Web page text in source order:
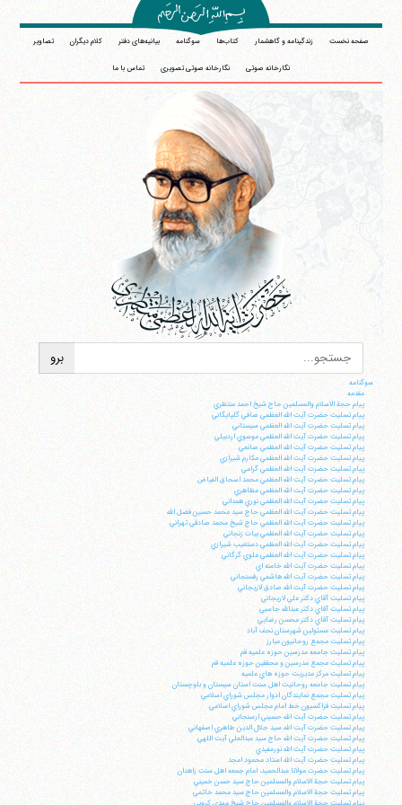
صفحه نخست زندگینامه و گاهشمار کتاب‌ها سوگنامه بیانیه‌های دفتر کلام دیگران تصاویر
نگارخانه صوتی نگارخانه صوتی تصویری تماس با ما
سوگنامه
مقدمه
پيام حجة الاسلام والمسلمين حاج شيخ احمد منتظري
پيام تسليت حضرت آيت الله العظمي صافي گلپايگاني
پيام تسليت حضرت آيت الله العظمي سيستاني
پيام تسليت حضرت آيت الله العظمي موسوي اردبيلي
پيام تسليت حضرت آيت الله العظمي صانعي
پيام تسليت حضرت آيت الله العظمي مكارم شيرازي
پيام تسليت حضرت آيت الله العظمي گرامي
پيام تسليت حضرت آيت الله العظمي محمد اسحاق الفياض
پيام تسليت حضرت آيت الله العظمي مظاهري
پيام تسليت حضرت آيت الله العظمي نوري همداني
پيام تسليت حضرت آيت الله العظمي حاج سيد محمد حسين فضل الله
پيام تسليت حضرت آيت الله العظمي حاج شيخ محمد صادقي تهراني
پيام تسليت حضرت آيت الله العظمي بيات زنجاني
پيام تسليت حضرت آيت الله العظمي دستغيب شيرازي
پيام تسليت حضرت آيت الله العظمي علوي گرگاني
پيام تسليت حضرت آيت الله خامنه اي
پيام تسليت حضرت آيت الله هاشمي رفسنجاني
پيام تسليت حضرت آيت الله صادق لاريجاني
پيام تسليت آقاي دكتر علي لاريجاني
پيام تسليت آقاي دكتر عبدالله جاسبي
پيام تسليت آقاي دكتر محسن رضايي
پيام تسليت مسئولين شهرستان نجف آباد
پيام تسليت مجمع روحانيون مبارز
پيام تسليت جامعه مدرسين حوزه علميه قم
پيام تسليت مجمع مدرسين و محققين حوزه علميه قم
پيام تسليت مركز مديريت حوزه هاي علميه
پيام تسليت جامعه روحانيت اهل سنت استان سيستان و بلوچستان
پيام تسليت مجمع نمايندگان ادوار مجلس شوراي اسلامي
پيام تسليت فراكسيون خط امام مجلس شوراي اسلامي
پيام تسليت حضرت آيت الله حسيني ارسنجاني
پيام تسليت حضرت آيت الله سيد جلال الدين طاهري اصفهاني
پيام تسليت حضرت آيت الله حاج سيد عبدالعلي آيت اللهي
پيام تسليت حضرت آيت الله نورمفيدي
پيام تسليت حضرت آيت الله استاد محمود امجد
پيام تسليت حضرت مولانا عبدالحميد، امام جمعه اهل سنت زاهدان
پيام تسليت حجة الاسلام والمسلمين حاج سيد حسن خميني
پيام تسليت حجة الاسلام والمسلمين حاج سيد محمد خاتمي